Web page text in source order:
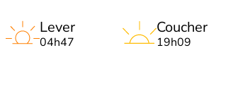
Lever
04h47
Coucher
19h09